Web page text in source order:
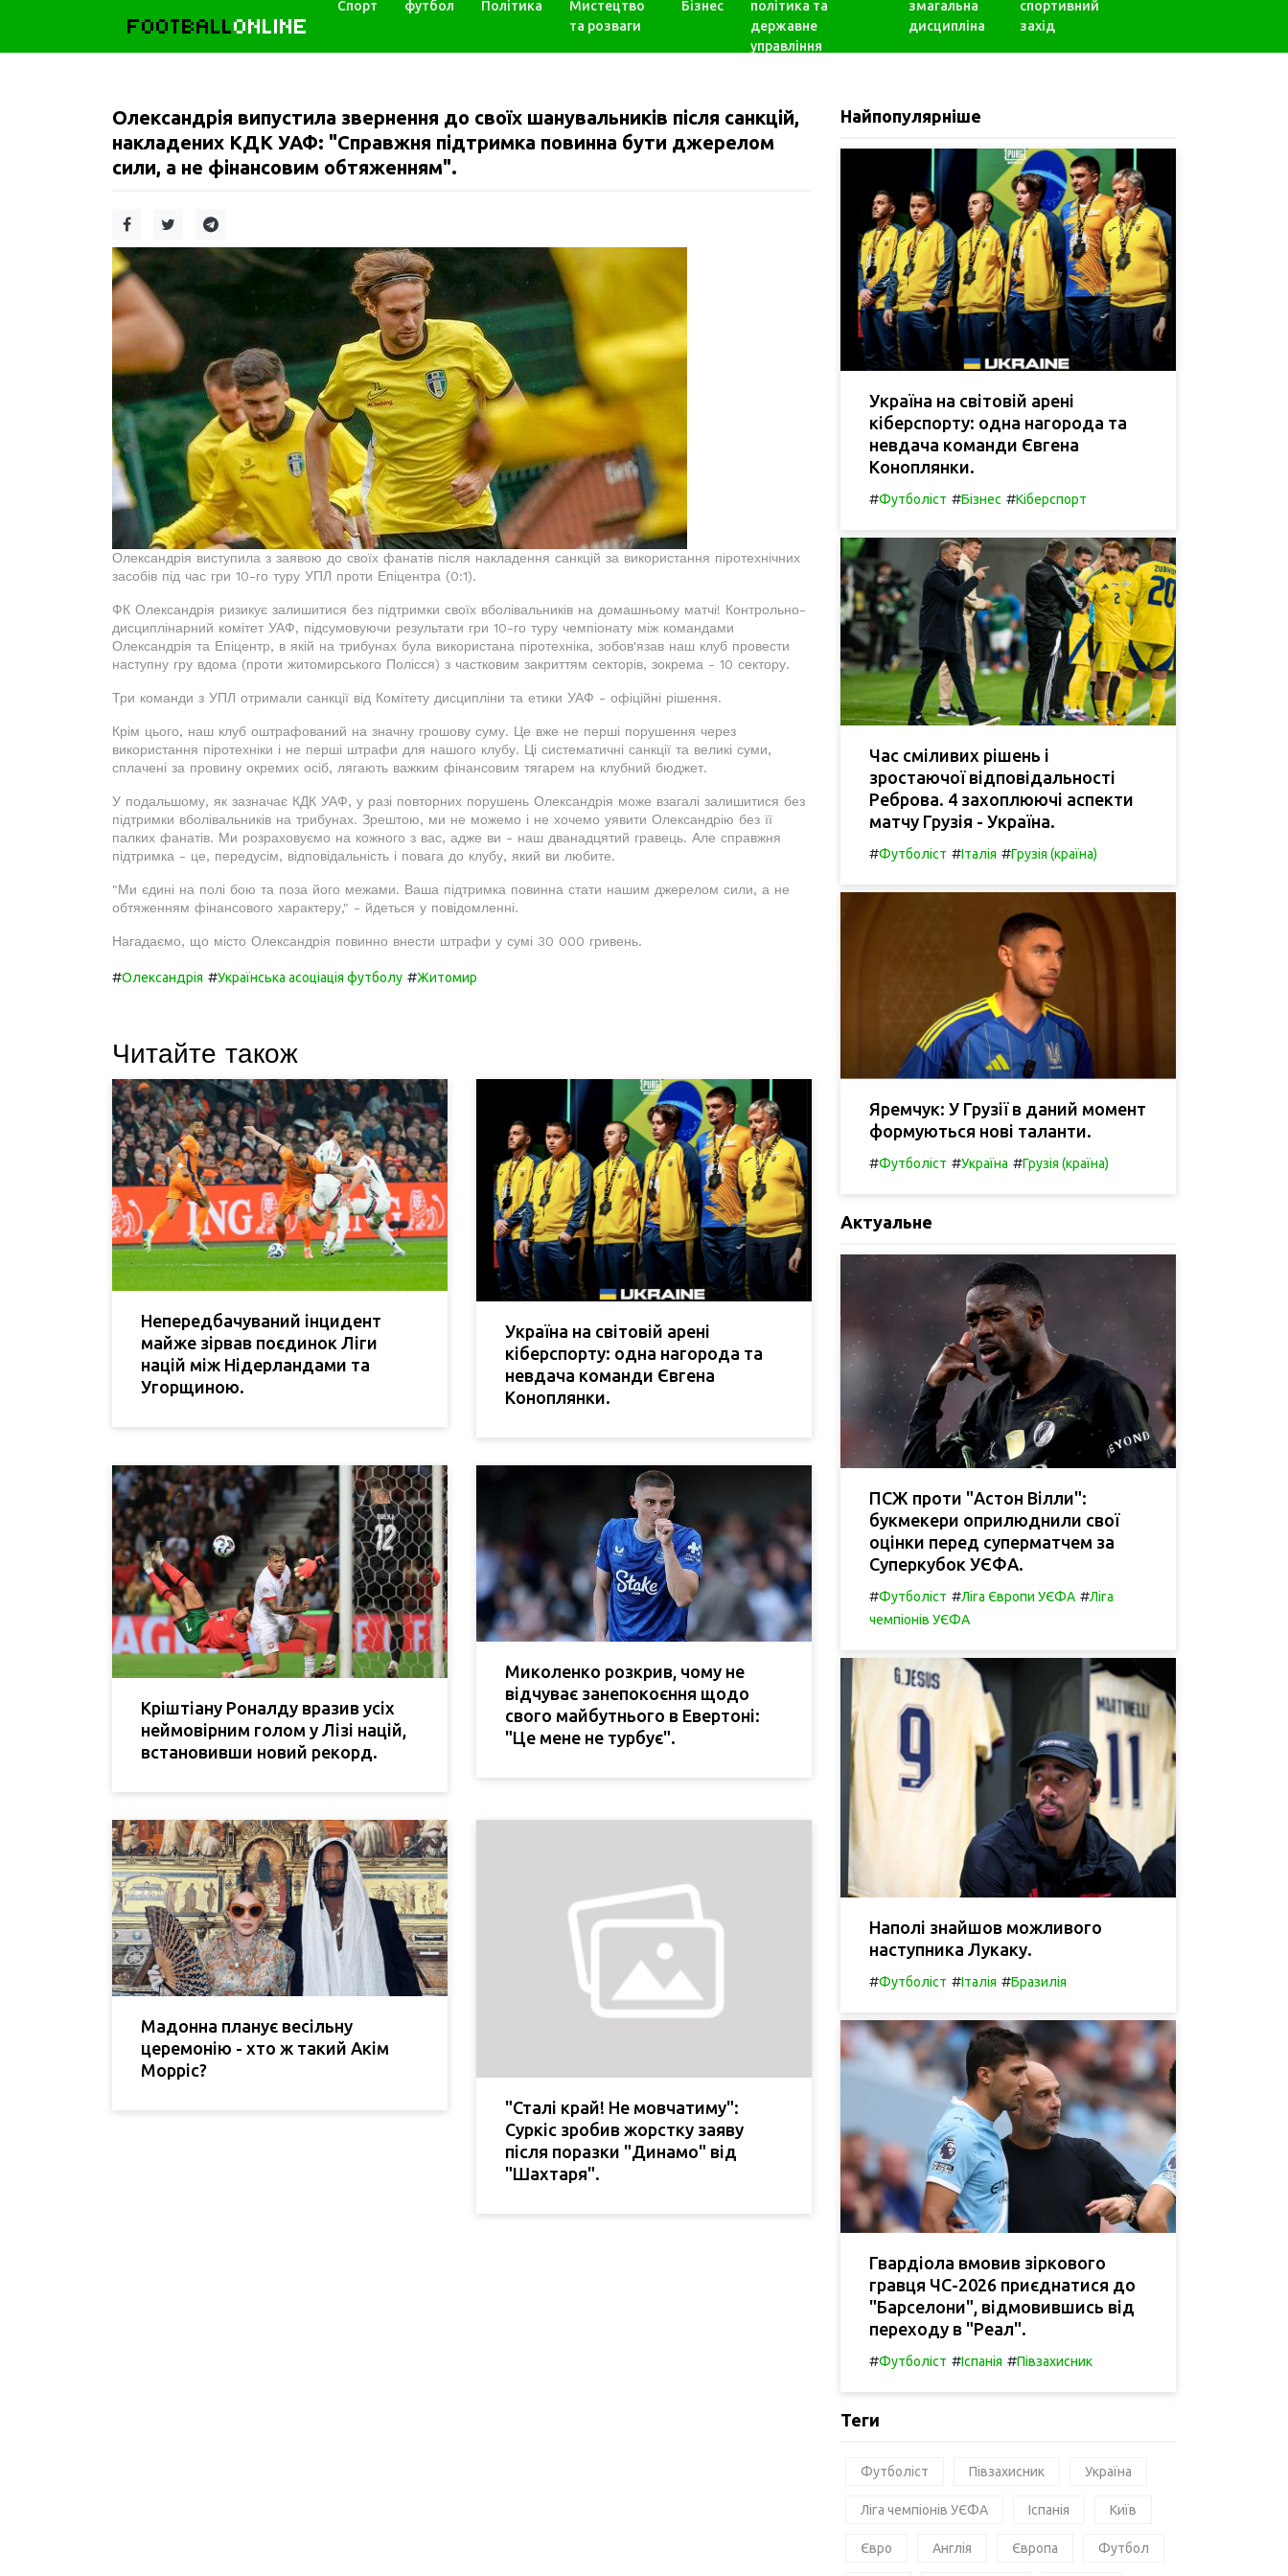
FOOTBALLONLINE
Спорт футбол Політика
Мистецтво
та розваги
Бізнес
політика та
державне
управління
змагальна
дисципліна
спортивний
захід
Олександрія випустила звернення до своїх шанувальників після санкцій,
накладених КДК УАФ: "Справжня підтримка повинна бути джерелом
сили, а не фінансовим обтяженням".
Олександрія виступила з заявою до своїх фанатів після накладення санкцій за використання піротехнічних
засобів під час гри 10-го туру УПЛ проти Епіцентра (0:1).
ФК Олександрія ризикує залишитися без підтримки своїх вболівальників на домашньому матчі! Контрольно-
дисциплінарний комітет УАФ, підсумовуючи результати гри 10-го туру чемпіонату між командами
Олександрія та Епіцентр, в якій на трибунах була використана піротехніка, зобов'язав наш клуб провести
наступну гру вдома (проти житомирського Полісся) з частковим закриттям секторів, зокрема - 10 сектору.
Три команди з УПЛ отримали санкції від Комітету дисципліни та етики УАФ - офіційні рішення.
Крім цього, наш клуб оштрафований на значну грошову суму. Це вже не перші порушення через
використання піротехніки і не перші штрафи для нашого клубу. Ці систематичні санкції та великі суми,
сплачені за провину окремих осіб, лягають важким фінансовим тягарем на клубний бюджет.
У подальшому, як зазначає КДК УАФ, у разі повторних порушень Олександрія може взагалі залишитися без
підтримки вболівальників на трибунах. Зрештою, ми не можемо і не хочемо уявити Олександрію без її
палких фанатів. Ми розраховуємо на кожного з вас, адже ви - наш дванадцятий гравець. Але справжня
підтримка - це, передусім, відповідальність і повага до клубу, який ви любите.
"Ми єдині на полі бою та поза його межами. Ваша підтримка повинна стати нашим джерелом сили, а не
обтяженням фінансового характеру," - йдеться у повідомленні.
Нагадаємо, що місто Олександрія повинно внести штрафи у сумі 30 000 гривень.
#Олександрія #Українська асоціація футболу #Житомир
Читайте також
Непередбачуваний інцидент
майже зірвав поєдинок Ліги
націй між Нідерландами та
Угорщиною.
Україна на світовій арені
кіберспорту: одна нагорода та
невдача команди Євгена
Коноплянки.
Кріштіану Роналду вразив усіх
неймовірним голом у Лізі націй,
встановивши новий рекорд.
Миколенко розкрив, чому не
відчуває занепокоєння щодо
свого майбутнього в Евертоні:
"Це мене не турбує".
Мадонна планує весільну
церемонію - хто ж такий Акім
Морріс?
"Сталі край! Не мовчатиму":
Суркіс зробив жорстку заяву
після поразки "Динамо" від
"Шахтаря".
Найпопулярніше
Україна на світовій арені
кіберспорту: одна нагорода та
невдача команди Євгена
Коноплянки.
#Футболіст #Бізнес #Кіберспорт
Час сміливих рішень і
зростаючої відповідальності
Реброва. 4 захоплюючі аспекти
матчу Грузія - Україна.
#Футболіст #Італія #Грузія (країна)
Яремчук: У Грузії в даний момент
формуються нові таланти.
#Футболіст #Україна #Грузія (країна)
Актуальне
ПСЖ проти "Астон Вілли":
букмекери оприлюднили свої
оцінки перед суперматчем за
Суперкубок УЄФА.
#Футболіст #Ліга Європи УЄФА #Ліга
чемпіонів УЄФА
Наполі знайшов можливого
наступника Лукаку.
#Футболіст #Італія #Бразилія
Гвардіола вмовив зіркового
гравця ЧС-2026 приєднатися до
"Барселони", відмовившись від
переходу в "Реал".
#Футболіст #Іспанія #Півзахисник
Теги
Футболіст Півзахисник Україна
Ліга чемпіонів УЄФА Іспанія Київ
Євро Англія Європа Футбол